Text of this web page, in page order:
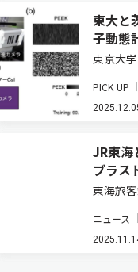
東大と
子動態
東京大
「透過
スリリ
PICK UP
JR東海
ブラス
化
東海旅
程にお
向けレ
ニュース